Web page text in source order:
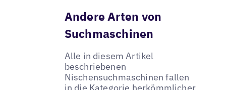
Andere Arten von
Suchmaschinen
Alle in diesem Artikel
beschriebenen
Nischensuchmaschinen fallen
in die Kategorie herkömmlicher